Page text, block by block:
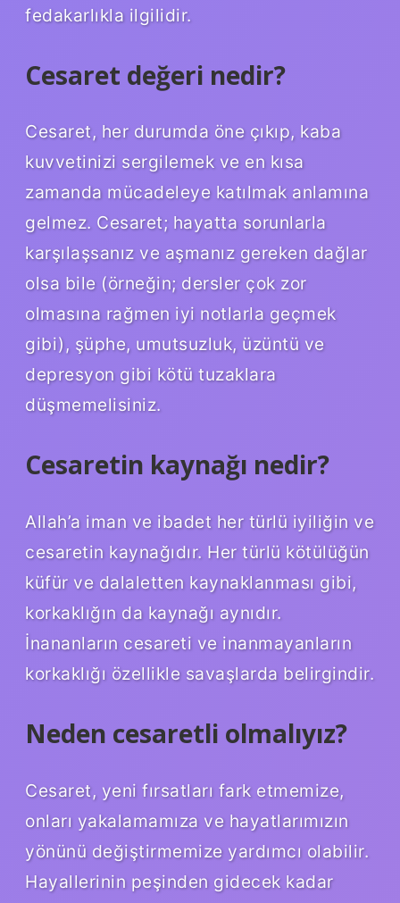
fedakarlıkla ilgilidir.
Cesaret değeri nedir?
Cesaret, her durumda öne çıkıp, kaba
kuvvetinizi sergilemek ve en kısa
zamanda mücadeleye katılmak anlamına
gelmez. Cesaret; hayatta sorunlarla
karşılaşsanız ve aşmanız gereken dağlar
olsa bile (örneğin; dersler çok zor
olmasına rağmen iyi notlarla geçmek
gibi), şüphe, umutsuzluk, üzüntü ve
depresyon gibi kötü tuzaklara
düşmemelisiniz.
Cesaretin kaynağı nedir?
Allah’a iman ve ibadet her türlü iyiliğin ve
cesaretin kaynağıdır. Her türlü kötülüğün
küfür ve dalaletten kaynaklanması gibi,
korkaklığın da kaynağı aynıdır.
İnananların cesareti ve inanmayanların
korkaklığı özellikle savaşlarda belirgindir.
Neden cesaretli olmalıyız?
Cesaret, yeni fırsatları fark etmemize,
onları yakalamamıza ve hayatlarımızın
yönünü değiştirmemize yardımcı olabilir.
Hayallerinin peşinden gidecek kadar